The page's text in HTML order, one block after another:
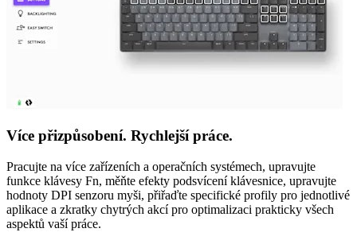
Více přizpůsobení. Rychlejší práce.
Pracujte na více zařízeních a operačních systémech, upravujte
funkce klávesy Fn, měňte efekty podsvícení klávesnice, upravujte
hodnoty DPI senzoru myši, přiřaďte specifické profily pro jednotlivé
aplikace a zkratky chytrých akcí pro optimalizaci prakticky všech
aspektů vaší práce.